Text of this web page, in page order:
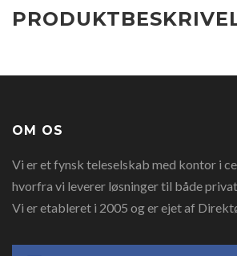
OM OS
Vi er et fynsk teleselskab med kontor i
hvorfra vi leverer løsninger til både
Vi er etableret i 2005 og er ejet af